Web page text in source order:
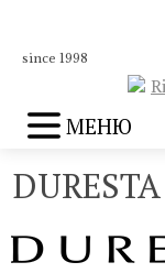
since 1998
МЕНЮ
DURESTA